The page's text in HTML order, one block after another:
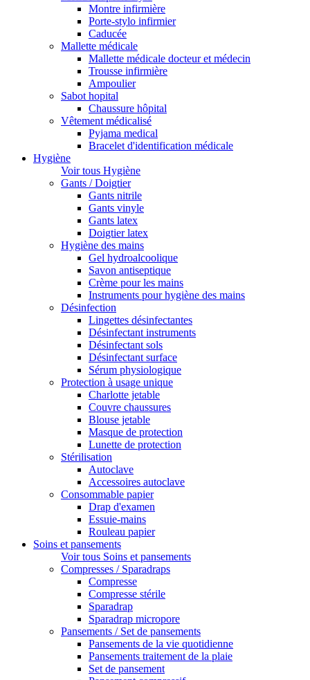
Montre infirmière
Porte-stylo infirmier
Caducée
Mallette médicale
Mallette médicale docteur et médecin
Trousse infirmière
Ampoulier
Sabot hopital
Chaussure hôpital
Vêtement médicalisé
Pyjama medical
Bracelet d'identification médicale
Hygiène
Voir tous Hygiène
Gants / Doigtier
Gants nitrile
Gants vinyle
Gants latex
Doigtier latex
Hygiène des mains
Gel hydroalcoolique
Savon antiseptique
Crème pour les mains
Instruments pour hygiène des mains
Désinfection
Lingettes désinfectantes
Désinfectant instruments
Désinfectant sols
Désinfectant surface
Sérum physiologique
Protection à usage unique
Charlotte jetable
Couvre chaussures
Blouse jetable
Masque de protection
Lunette de protection
Stérilisation
Autoclave
Accessoires autoclave
Consommable papier
Drap d'examen
Essuie-mains
Rouleau papier
Soins et pansements
Voir tous Soins et pansements
Compresses / Sparadraps
Compresse
Compresse stérile
Sparadrap
Sparadrap micropore
Pansements / Set de pansements
Pansements de la vie quotidienne
Pansements traitement de la plaie
Set de pansement